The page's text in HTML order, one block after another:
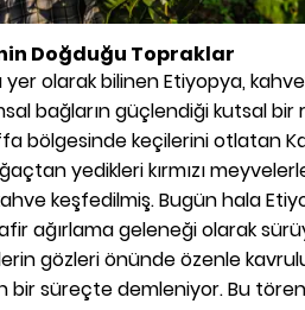
Doğduğu Topraklar
olarak bilinen Etiyopya,
bağların güçlendiği kutsal bir
bölgesinde keçilerini otlatan
yedikleri kırmızı
keşfedilmiş. Bugün hala
ağırlama geleneği olarak
gözleri önünde özenle
bir süreçte demleniyor. Bu